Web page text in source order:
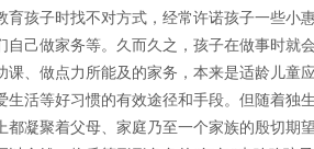
孩子时找不对方式，经常许诺孩子一些小
自己做家务等。久而久之，孩子在做事时就
课、做点力所能及的家务，本来是适龄儿童
生活等好习惯的有效途径和手段。但随着独
都凝聚着父母、家庭乃至一个家族的殷切期